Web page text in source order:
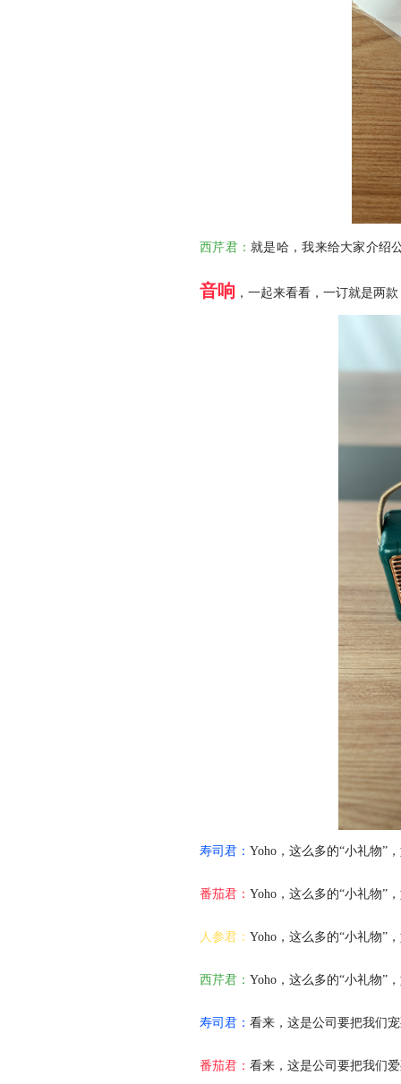
西芹君：就是哈，我来给大家介绍
音响 ，一起来看看，一订就是两
寿司君： Yoho，这么多的“小礼物”
番茄君： Yoho，这么多的“小礼物”
人参君： Yoho，这么多的“小礼物”
西芹君： Yoho，这么多的“小礼物”
寿司君： 看来，这是公司要把我们
番茄君： 看来，这是公司要把我们